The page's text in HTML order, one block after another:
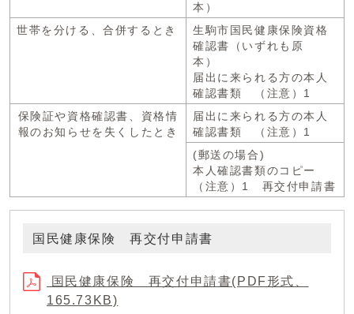
本）
世帯を分ける、合併するとき
生駒市国民健康保険資格
確認書（いずれも原
本）
届出に来られる方の本人
確認書類 （注意）1
保険証や資格確認書、資格情
報のお知らせを失くしたとき
届出に来られる方の本人
確認書類 （注意）1
(郵送の場合)
本人確認書類のコピー
（注意）1 再交付申請書
国民健康保険 再交付申請書
国民健康保険 再交付申請書(PDF形式、
165.73KB)